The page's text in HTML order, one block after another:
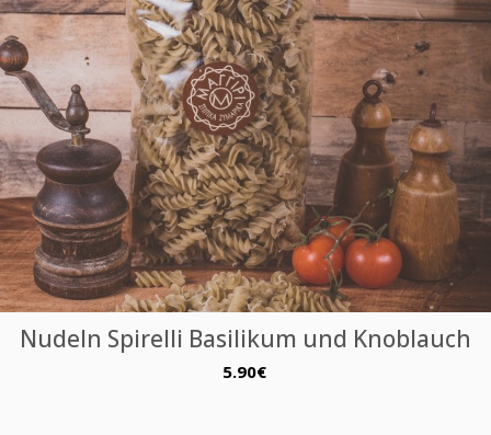
Nudeln Spirelli Basilikum und Knoblauch
5.90€